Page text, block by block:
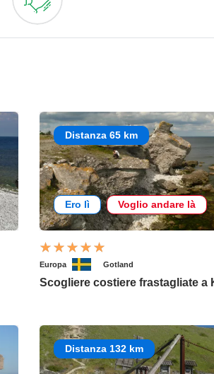
Distanza 65 km
Ero lì Voglio andare là
Europa Gotland
Scogliere costiere frastagliate a
Distanza 132 km